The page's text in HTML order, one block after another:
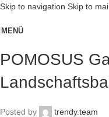
Skip to navigation Skip to
MENÜ
POMOSUS
Posted by
trendy.team